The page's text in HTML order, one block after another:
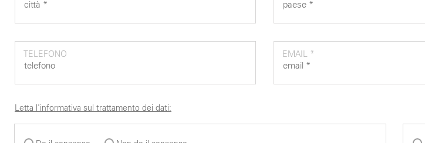
TELEFONO EMAIL *
Letta l'informativa sul trattamento dei dati: